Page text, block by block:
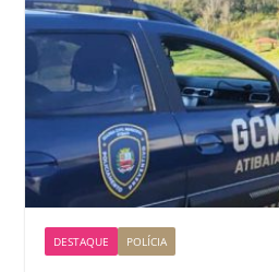
DESTAQUE POLÍCIA